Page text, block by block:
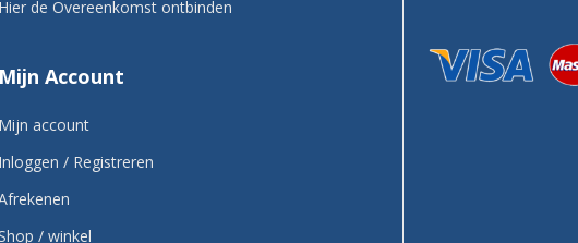
Hier de Overeenkomst ontbinden
Mijn Account
Mijn account
Inloggen / Registreren
/ winkel